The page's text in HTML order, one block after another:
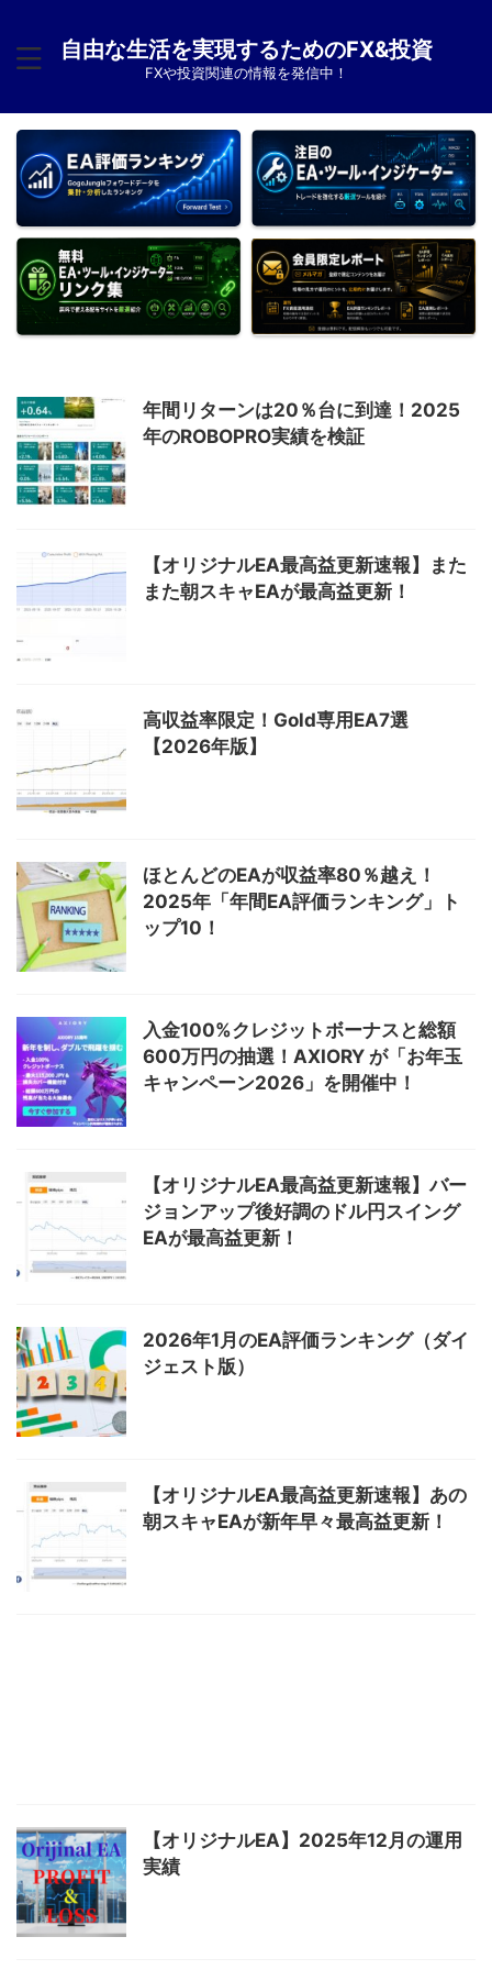
自由な生活を実現するためのFX&投資
FXや投資関連の情報を発信中！
年間リターンは20％台に到達！2025
年のROBOPRO実績を検証
【オリジナルEA最高益更新速報】また
また朝スキャEAが最高益更新！
高収益率限定！Gold専用EA7選
【2026年版】
ほとんどのEAが収益率80％越え！
2025年「年間EA評価ランキング」ト
ップ10！
入金100%クレジットボーナスと総額
600万円の抽選！AXIORY が「お年玉
キャンペーン2026」を開催中！
【オリジナルEA最高益更新速報】バー
ジョンアップ後好調のドル円スイング
EAが最高益更新！
2026年1月のEA評価ランキング（ダイ
ジェスト版）
【オリジナルEA最高益更新速報】あの
朝スキャEAが新年早々最高益更新！
【オリジナルEA】2025年12月の運用
実績